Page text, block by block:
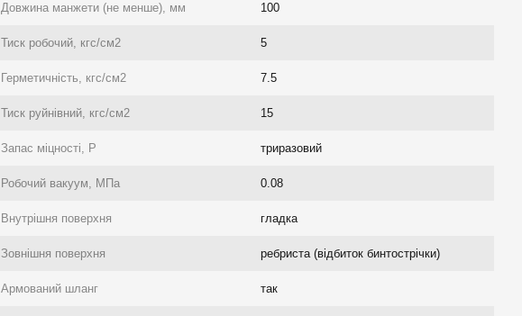
Довжина манжети (не менше), мм 100
Тиск робочий, кгс/см2 5
Герметичність, кгс/см2 7.5
Тиск руйнівний, кгс/см2 15
Запас міцності, P триразовий
Робочий вакуум, МПа 0.08
Внутрішня поверхня гладка
Зовнішня поверхня ребриста (відбиток бинтострічки)
Армований шланг так